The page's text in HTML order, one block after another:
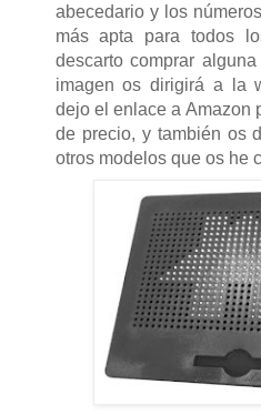
abecedario y los
más apta para todos
descarto comprar
imagen os dirigirá a la
dejo el enlace a Amazon
de precio, y también os
otros modelos que os he